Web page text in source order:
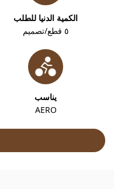
الكمية الدنيا للطلب
٥ قطع/تصميم
يناسب
AERO